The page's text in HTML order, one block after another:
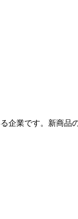
企業です。新商品